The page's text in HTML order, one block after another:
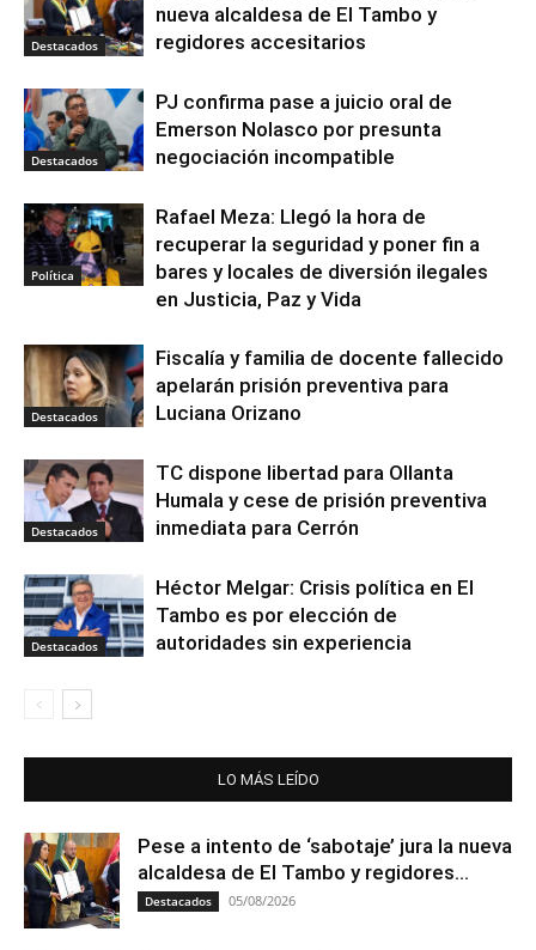
Destacados
nueva alcaldesa de El Tambo y
regidores accesitarios
Destacados
PJ confirma pase a juicio oral de
Emerson Nolasco por presunta
negociación incompatible
Política
Rafael Meza: Llegó la hora de
recuperar la seguridad y poner fin a
bares y locales de diversión ilegales
en Justicia, Paz y Vida
Destacados
Fiscalía y familia de docente fallecido
apelarán prisión preventiva para
Luciana Orizano
Destacados
TC dispone libertad para Ollanta
Humala y cese de prisión preventiva
inmediata para Cerrón
Destacados
Héctor Melgar: Crisis política en El
Tambo es por elección de
autoridades sin experiencia
LO MÁS LEÍDO
Pese a intento de ‘sabotaje’ jura la nueva
alcaldesa de El Tambo y regidores...
Destacados 05/08/2026